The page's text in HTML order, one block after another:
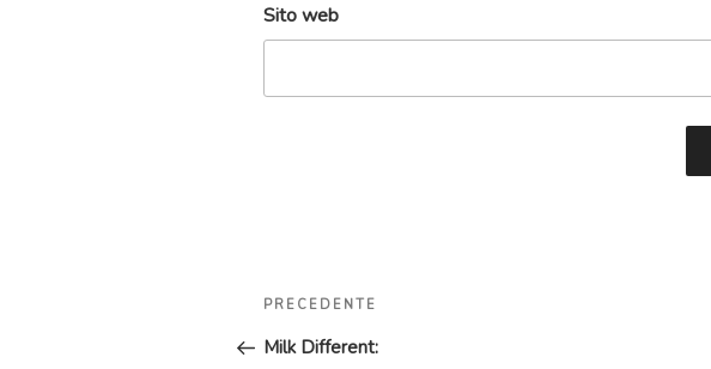
Sito web
Navigazione
articoli
Articolo
precedente:
PRECEDENTE
Milk Different: